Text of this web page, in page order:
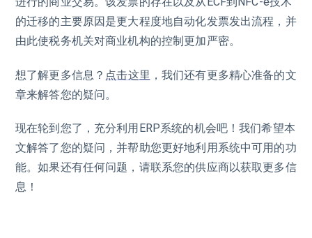
的迁移的主要原因是更大程度地自动化发票发出流程，并
由此使税务机关对商业机构的控制更加严密。
想了解更多信息？ 点击这里 ，我们还有更多精心准备的文
章来解答您的疑问。
现在轮到您了，充分利用ERP系统的机会吧！我们希望本
文解答了您的疑问，并帮助您更好地利用系统中可用的功
能。如果还有任何问题，请联系您的供应商以获取更多信
息！